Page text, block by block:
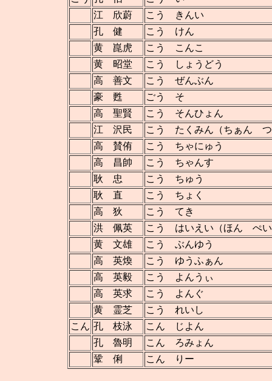
江 欣蔚
こう きんい
孔 健
こう けん
黄 崑虎
こう こんこ
黄 昭堂
こう しょうどう
高 善文
こう ぜんぶん
豪 甦
ごう そ
高 聖賢
こう そんひょん
江 沢民
こう たくみん（ちぁん つ
高 賛侑
こう ちゃにゅう
高 昌帥
こう ちゃんす
耿 忠
こう ちゅう
耿 直
こう ちょく
高 狄
こう てき
洪 佩英
こう はいえい（ほん ぺ
黄 文雄
こう ぶんゆう
高 英煥
こう ゆうふぁん
高 英毅
こう よんうぃ
高 英求
こう よんぐ
黄 霊芝
こう れいし
こん 孔 枝泳
こん じよん
孔 魯明
こん ろみょん
鞏 俐
こん りー